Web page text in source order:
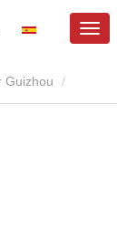
Guizhou